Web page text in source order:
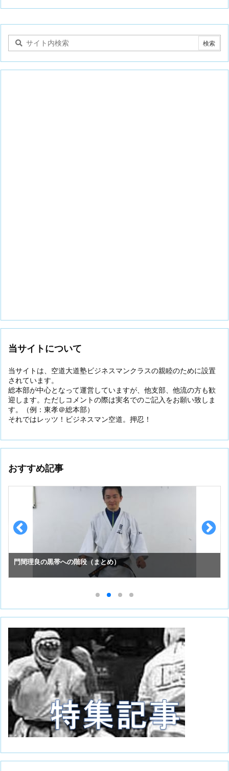
当サイトについて
当サイトは、空道大道塾ビジネスマンクラスの親睦のために設置
されています。
総本部が中心となって運営していますが、他支部、他流の方も歓
迎します。ただしコメントの際は実名でのご記入をお願い致しま
す。（例：東孝＠総本部）
それではレッツ！ビジネスマン空道。押忍！
おすすめ記事
門間理良の黒帯への階段（まとめ）